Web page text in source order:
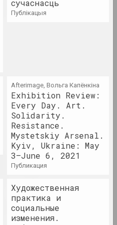
цэнтр
Аруцюнян
Архіпава
мастацтвазнаўка,
сучаснасць
публікацыя
Afterimage, Вольга Капёнкіна
Exhibition Review:
Every Day. Art.
Solidarity.
Resistance.
Mystetskiy Arsenal.
Kyiv, Ukraine: May
3–June 6, 2021
публикация
Художественная
практика и
социальные
изменения.